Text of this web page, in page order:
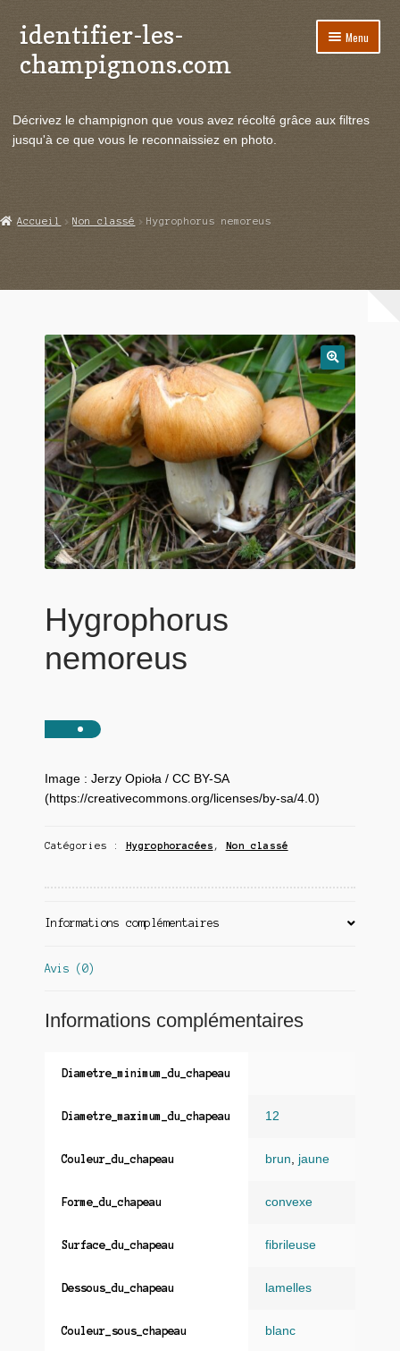
Aller
à
la
Aller
au
contenu
identifier-les-
champignons.com
Menu
le
Actualités
Echanges et contacts
Décrivez le champignon que vous avez récolté grâce aux filtres
jusqu'à ce que vous le reconnaissiez en photo.
Accueil Non classé Hygrophorus nemoreus
Hygrophorus
nemoreus
Image : Jerzy Opioła / CC BY-SA
(https://creativecommons.org/licenses/by-sa/4.0)
Catégories : Hygrophoracées , Non classé
Informations complémentaires
Avis (0)
Informations complémentaires
Diametre_minimum_du_chapeau
Diametre_maximum_du_chapeau 12
Couleur_du_chapeau brun, jaune
Forme_du_chapeau convexe
Surface_du_chapeau fibrileuse
Dessous_du_chapeau lamelles
Couleur_sous_chapeau blanc